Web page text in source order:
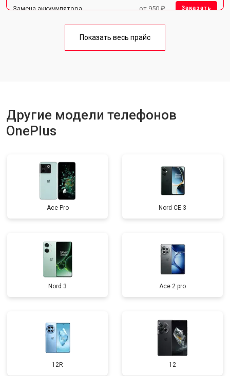
Замена аккумулятора от 950 ₽ Заказать
Ремонт цепи питания от 3200 ₽
Показать весь прайс
Другие модели телефонов
OnePlus
Ace Pro Nord CE 3
Nord 3 Ace 2 pro
12R 12